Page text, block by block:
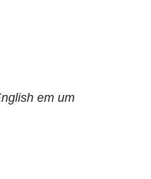
em um